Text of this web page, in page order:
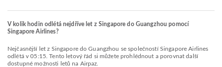
V kolik hodin odlétá nejdříve let z Singapore do Guangzhou pomocí
Singapore Airlines?
Nejčasnější let z Singapore do Guangzhou se společností Singapore Airlines
odlétá v 05:15. Tento letový řád si můžete prohlédnout a porovnat další
dostupné možnosti letů na Airpaz.